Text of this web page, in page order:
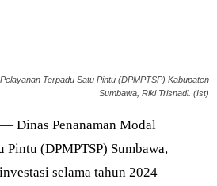
Terpadu Satu Pintu (DPMPTSP) Kabupaten
Sumbawa, Riki Trisnadi. (Ist)
— Dinas Penanaman Modal
Pintu (DPMPTSP) Sumbawa,
selama tahun 2024